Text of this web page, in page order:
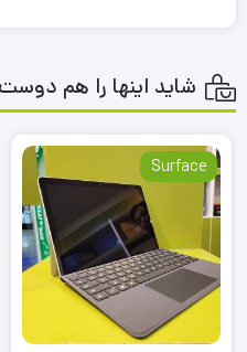
شاید اینها را هم
Surface